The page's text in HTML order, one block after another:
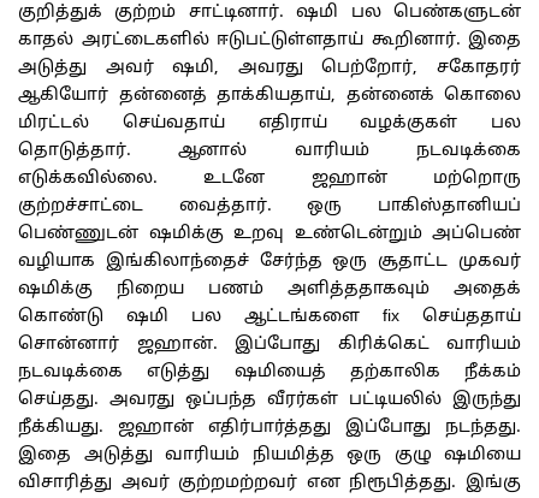
குறித்துக் குற்றம் சாட்டினார். ஷமி பல பெண்களுடன்
காதல் அரட்டைகளில் ஈடுபட்டுள்ளதாய் கூறினார். இதை
அடுத்து அவர் ஷமி, அவரது பெற்றோர், சகோதரர்
ஆகியோர் தன்னைத் தாக்கியதாய், தன்னைக் கொலை
மிரட்டல் செய்வதாய் எதிராய் வழக்குகள் பல
தொடுத்தார். ஆனால் வாரியம் நடவடிக்கை
எடுக்கவில்லை. உடனே ஜஹான் மற்றொரு
குற்றச்சாட்டை வைத்தார். ஒரு பாகிஸ்தானியப்
பெண்ணுடன் ஷமிக்கு உறவு உண்டென்றும் அப்பெண்
வழியாக இங்கிலாந்தைச் சேர்ந்த ஒரு சூதாட்ட முகவர்
ஷமிக்கு நிறைய பணம் அளித்ததாகவும் அதைக்
கொண்டு ஷமி பல ஆட்டங்களை fix செய்ததாய்
சொன்னார் ஜஹான். இப்போது கிரிக்கெட் வாரியம்
நடவடிக்கை எடுத்து ஷமியைத் தற்காலிக நீக்கம்
செய்தது. அவரது ஒப்பந்த வீரர்கள் பட்டியலில் இருந்து
நீக்கியது. ஜஹான் எதிர்பார்த்தது இப்போது நடந்தது.
இதை அடுத்து வாரியம் நியமித்த ஒரு குழு ஷமியை
விசாரித்து அவர் குற்றமற்றவர் என நிரூபித்தது. இங்கு